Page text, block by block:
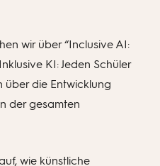
wir über “Inclusive AI:
KI: Jeden Schüler
über die Entwicklung
der gesamten
wie künstliche